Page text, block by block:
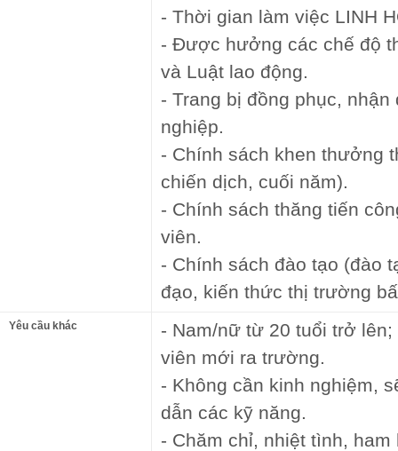
- Thời gian làm việc LINH
- Được hưởng các chế độ
và Luật lao động.
- Trang bị đồng phục,
nghiệp.
- Chính sách khen thưởng
chiến dịch, cuối năm).
- Chính sách thăng tiến
viên.
- Chính sách đào tạo (đào
đạo, kiến thức thị trường
Yêu cầu khác
- Nam/nữ từ 20 tuổi trở
viên mới ra trường.
- Không cần kinh nghiệm,
dẫn các kỹ năng.
- Chăm chỉ, nhiệt tình,